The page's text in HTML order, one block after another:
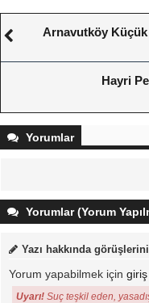
Arnavutköy Küçük
Hayri
Yorumlar
Yorumlar (Yorum
Yazı hakkında
Yorum yapabilmek için giriş
Uyarı! Suç teşkil eden,